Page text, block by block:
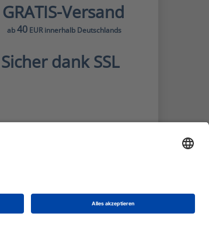
GRATIS-Versand
ab40EUR innerhalb Deutschlands
Sicher dank SSL